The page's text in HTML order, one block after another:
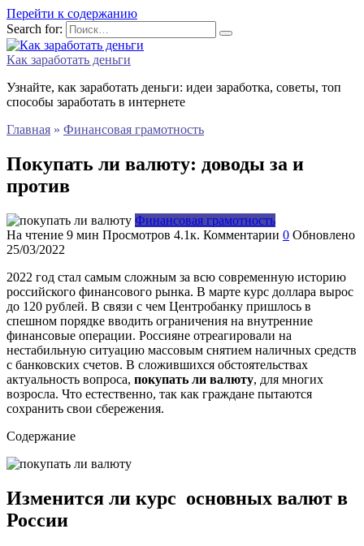
Перейти к содержанию
Search for:
Как заработать деньги
Узнайте, как заработать деньги: идеи заработка, советы, топ
способы заработать в интернете
Главная » Финансовая грамотность
Покупать ли валюту: доводы за и
против
Финансовая грамотность
На чтение 9 мин Просмотров 4.1к. Комментарии 0 Обновлено
25/03/2022
2022 год стал самым сложным за всю современную историю
российского финансового рынка. В марте курс доллара вырос
до 120 рублей. В связи с чем Центробанку пришлось в
спешном порядке вводить ограничения на внутренние
финансовые операции. Россияне отреагировали на
нестабильную ситуацию массовым снятием наличных средств
с банковских счетов. В сложившихся обстоятельствах
актуальность вопроса, покупать ли валюту, для многих
возросла. Что естественно, так как граждане пытаются
сохранить свои сбережения.
Содержание
Изменится ли курс основных валют в
России